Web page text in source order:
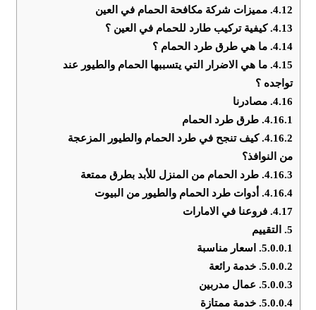
4.12. مميزات شركة مكافحة الحمام في العين
4.13. كيفية تركيب طارد للحمام في العين ؟
4.14. ما هي طرق طرد الحمام ؟
4.15. ما هي الاضرار التي يتسببها الحمام والطيور عند
تواجده ؟
4.16. مصادرنا
4.16.1. طرق طرد الحمام
4.16.2. كيف تنجح في طرد الحمام والطيور المزعجة
من النوافذ؟
4.16.3. طرد الحمام من المنزل للأبد بطرق ممتعة
4.16.4. أدوات طرد الحمام والطيور من البيوت
4.17. فروعنا في الامارات
5.
التقييم
5.0.0.1.
اسعار مناسبة
5.0.0.2. خدمة رائعة
5.0.0.3. عمال مدربين
5.0.0.4. خدمة ممتازة